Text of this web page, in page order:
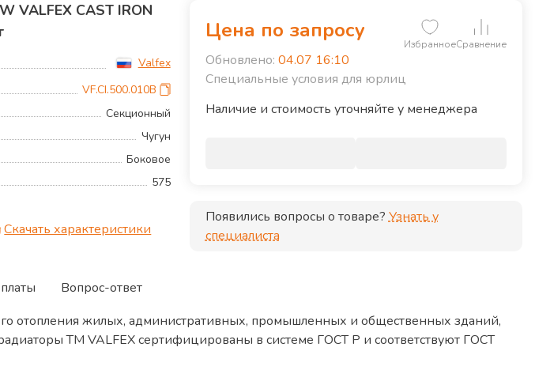
VALFEX CAST IRON
Valfex
VF.CI.500.010B
Секционный
Чугун
Боковое
575
Длина радиатора, мм
Скачать характеристики
Цена по запросу
ИзбранноеСравнение
Обновлено: 04.07 16:10
Специальные условия для юрлиц
Наличие и стоимость уточняйте у менеджера
Появились вопросы о товаре? Узнать у
специалиста
Вопрос-ответ
отопления жилых, административных, промышленных и общественных зданий,
TM VALFEX сертифицированы в системе ГОСТ Р и соответствуют ГОСТ